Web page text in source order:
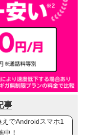
事
でAndroidスマホ1
中！